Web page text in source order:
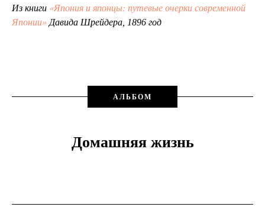
Из книги «Япония и японцы: путевые очерки современной
Японии» Давида Шрейдера, 1896 год
АЛЬБОМ
Домашняя жизнь